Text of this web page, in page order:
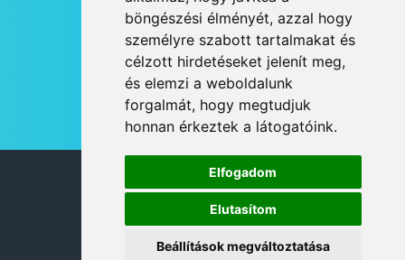
böngészési élményét, azzal hogy
személyre szabott tartalmakat és
célzott hirdetéseket jelenít meg,
és elemzi a weboldalunk
forgalmát, hogy megtudjuk
honnan érkeztek a látogatóink.
Elfogadom
Elutasítom
Beállítások megváltoztatása
KAPCSOLAT
OLDALTÉRKÉP
IMPRESSZUM
HÍR BEKÜLDÉSE
© 2026 DANUBIA TV